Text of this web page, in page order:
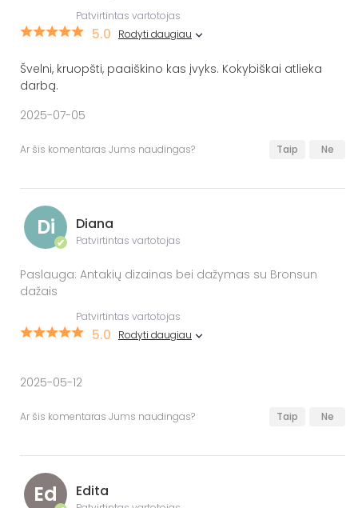
Patvirtintas vartotojas
5.0 Rodyti daugiau
Švelni, kruopšti, paaiškino kas įvyks. Kokybiškai atlieka
darbą.
2025-07-05
Ar šis komentaras Jums naudingas? Taip Ne
Di
✔
Diana
Patvirtintas vartotojas
Paslauga: Antakių dizainas bei dažymas su Bronsun
dažais
Patvirtintas vartotojas
5.0 Rodyti daugiau
2025-05-12
Ar šis komentaras Jums naudingas? Taip Ne
Ed Edita